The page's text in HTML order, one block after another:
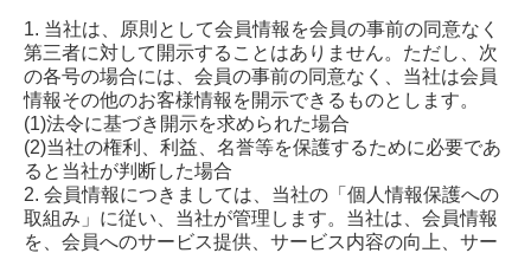
1. 当社は、原則として会員情報を会員の事前の同意なく
第三者に対して開示することはありません。ただし、次
の各号の場合には、会員の事前の同意なく、当社は会員
情報その他のお客様情報を開示できるものとします。
(1)法令に基づき開示を求められた場合
(2)当社の権利、利益、名誉等を保護するために必要であ
ると当社が判断した場合
2. 会員情報につきましては、当社の「個人情報保護への
取組み」に従い、当社が管理します。当社は、会員情報
を、会員へのサービス提供、サービス内容の向上、サー